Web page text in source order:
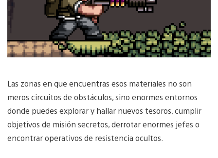
Las zonas en que encuentras esos materiales no son
meros circuitos de obstáculos, sino enormes entornos
donde puedes explorar y hallar nuevos tesoros, cumplir
objetivos de misión secretos, derrotar enormes jefes o
encontrar operativos de resistencia ocultos.